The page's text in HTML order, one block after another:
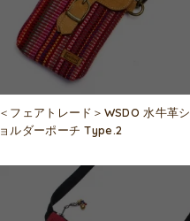
＜フェアトレード＞WSDO 水牛革シ
ョルダーポーチ Type.2